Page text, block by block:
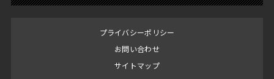
プライバシーポリシー
お問い合わせ
サイトマップ